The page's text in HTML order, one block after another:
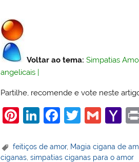
Voltar ao tema: Simpatias
angelicais |
Partilhe, recomende e vote neste
Pi
er
Li
k
F
c
T
itt
G
ai
Y
h
feitiços de amor, Magia cigana de
ciganas ,simpatias ciganas para o amor